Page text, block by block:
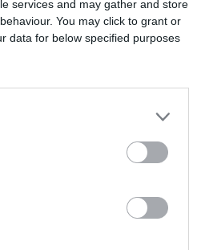
services and may gather and store
You may click to grant or
data for below specified purposes
di
ai
di
per